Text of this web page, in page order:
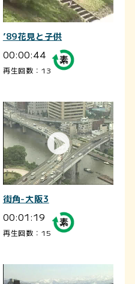
’89花見と子供
00:00:44
再生回数：13
街角-大阪3
00:01:19
再生回数：15